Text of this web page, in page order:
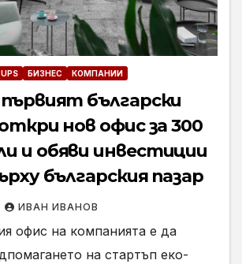
БИЗНЕС КОМПАНИИ
български
нов офис за 300
и обяви инвестиции
българския пазар
ИВАН ИВАНОВ
офис на компанията е да
на стартъп еко-